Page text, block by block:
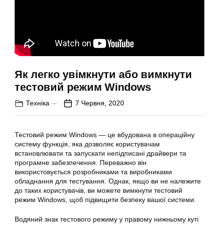
Як легко увімкнути або вимкнути
тестовий режим Windows
Техніка 7 Червня, 2020
Тестовий режим Windows — це вбудована в операційну
систему функція, яка дозволяє користувачам
встановлювати та запускати непідписані драйвери та
програмне забезпечення. Переважно він
використовується розробниками та виробниками
обладнання для тестування. Однак, якщо ви не належите
до таких користувачів, ви можете вимкнути тестовий
режим Windows, щоб підвищити безпеку вашої системи.
Водяний знак тестового режиму у правому нижньому куті